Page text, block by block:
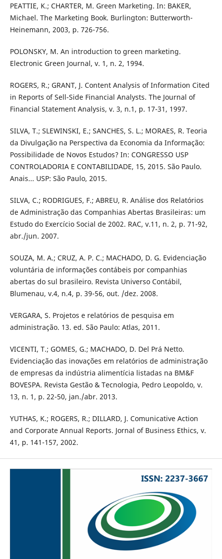
PEATTIE, K.; CHARTER, M. Green Marketing. In: BAKER,
Michael. The Marketing Book. Burlington: Butterworth-
Heinemann, 2003, p. 726-756.
POLONSKY, M. An introduction to green marketing.
Electronic Green Journal, v. 1, n. 2, 1994.
ROGERS, R.; GRANT, J. Content Analysis of Information Cited
in Reports of Sell-Side Financial Analysts. The Journal of
Financial Statement Analysis, v. 3, n.1, p. 17-31, 1997.
SILVA, T.; SLEWINSKI, E.; SANCHES, S. L.; MORAES, R. Teoria
da Divulgação na Perspectiva da Economia da Informação:
Possibilidade de Novos Estudos? In: CONGRESSO USP
CONTROLADORIA E CONTABILIDADE, 15, 2015. São Paulo.
Anais... USP: São Paulo, 2015.
SILVA, C.; RODRIGUES, F.; ABREU, R. Análise dos Relatórios
de Administração das Companhias Abertas Brasileiras: um
Estudo do Exercício Social de 2002. RAC, v.11, n. 2, p. 71-92,
abr./jun. 2007.
SOUZA, M. A.; CRUZ, A. P. C.; MACHADO, D. G. Evidenciação
voluntária de informações contábeis por companhias
abertas do sul brasileiro. Revista Universo Contábil,
Blumenau, v.4, n.4, p. 39-56, out. /dez. 2008.
VERGARA, S. Projetos e relatórios de pesquisa em
administração. 13. ed. São Paulo: Atlas, 2011.
VICENTI, T.; GOMES, G.; MACHADO, D. Del Prá Netto.
Evidenciação das inovações em relatórios de administração
de empresas da indústria alimentícia listadas na BM&F
BOVESPA. Revista Gestão & Tecnologia, Pedro Leopoldo, v.
13, n. 1, p. 22-50, jan./abr. 2013.
YUTHAS, K.; ROGERS, R.; DILLARD, J. Comunicative Action
and Corporate Annual Reports. Jornal of Business Ethics, v.
41, p. 141-157, 2002.